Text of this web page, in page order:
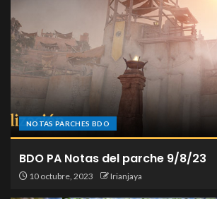
NOTAS PARCHES BDO
BDO PA Notas del parche 9/8/23
10 octubre, 2023 Irianjaya